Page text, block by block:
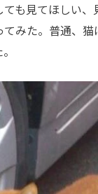
も見てほしい
みた。普通、